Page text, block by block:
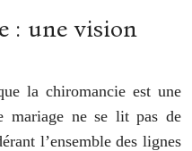
: une vision
la chiromancie est une
mariage ne se lit pas de
l’ensemble des lignes